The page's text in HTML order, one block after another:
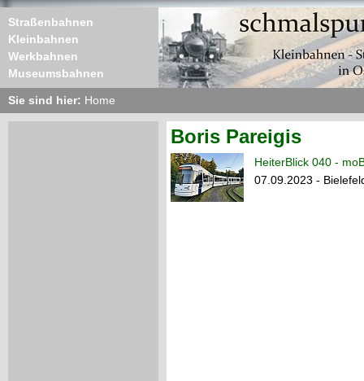
Straßenbahnen
Kleinbahnen
Werkbahnen
Museumsbahnen
Sie sind hier: Home
Boris Pareigis
HeiterBlick 040 -
07.09.2023 -